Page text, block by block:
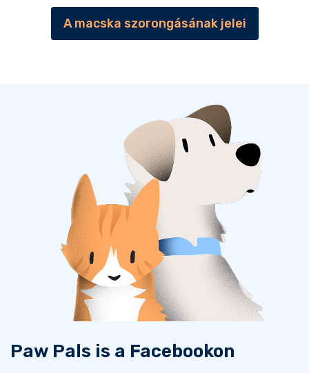
A macska szorongásának jelei
Paw Pals is a Facebookon